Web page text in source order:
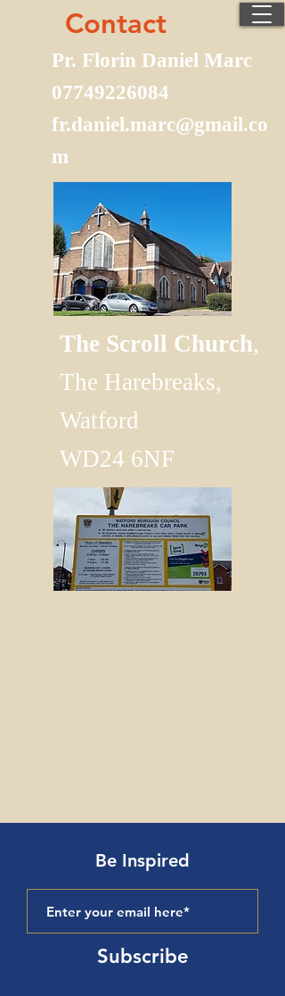
Contact
Pr. Florin Daniel Marc
07749226084
fr.daniel.marc@gmail.co
m
The Scroll Church,
The Harebreaks,
Watford
WD24 6NF
Be Inspired
Subscribe